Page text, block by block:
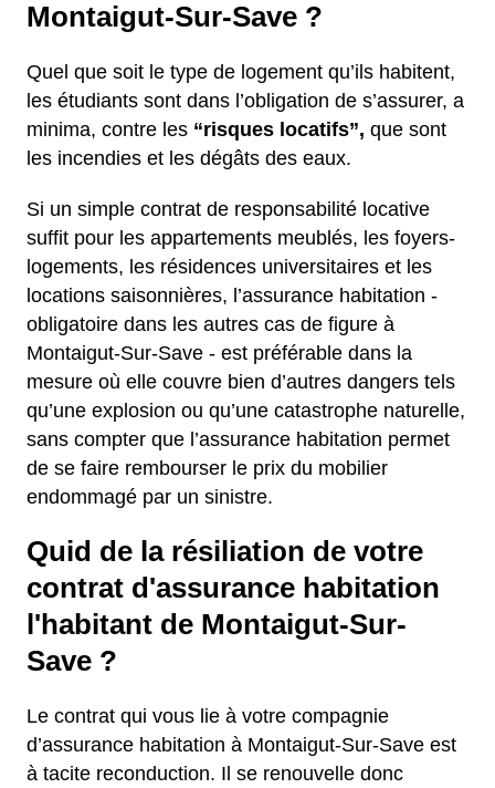
Montaigut-Sur-Save ?
Quel que soit le type de logement qu’ils habitent,
les étudiants sont dans l’obligation de s’assurer, a
minima, contre les “risques locatifs”, que sont
les incendies et les dégâts des eaux.
Si un simple contrat de responsabilité locative
suffit pour les appartements meublés, les foyers-
logements, les résidences universitaires et les
locations saisonnières, l’assurance habitation -
obligatoire dans les autres cas de figure à
Montaigut-Sur-Save - est préférable dans la
mesure où elle couvre bien d’autres dangers tels
qu’une explosion ou qu’une catastrophe naturelle,
sans compter que l’assurance habitation permet
de se faire rembourser le prix du mobilier
endommagé par un sinistre.
Quid de la résiliation de votre
contrat d'assurance habitation
l'habitant de Montaigut-Sur-
Save ?
Le contrat qui vous lie à votre compagnie
d’assurance habitation à Montaigut-Sur-Save est
à tacite reconduction. Il se renouvelle donc